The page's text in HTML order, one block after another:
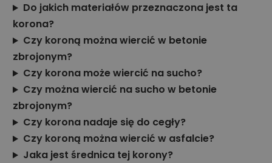
Do jakich materiałów przeznaczona jest ta
korona?
Czy koroną można wiercić w betonie
zbrojonym?
Czy korona może wiercić na sucho?
Czy można wiercić na sucho w betonie
zbrojonym?
Czy korona nadaje się do cegły?
Czy koroną można wiercić w asfalcie?
Jaka jest średnica tej korony?